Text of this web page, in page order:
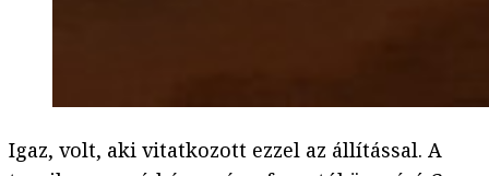
Igaz, volt, aki vitatkozott ezzel az állítással. A